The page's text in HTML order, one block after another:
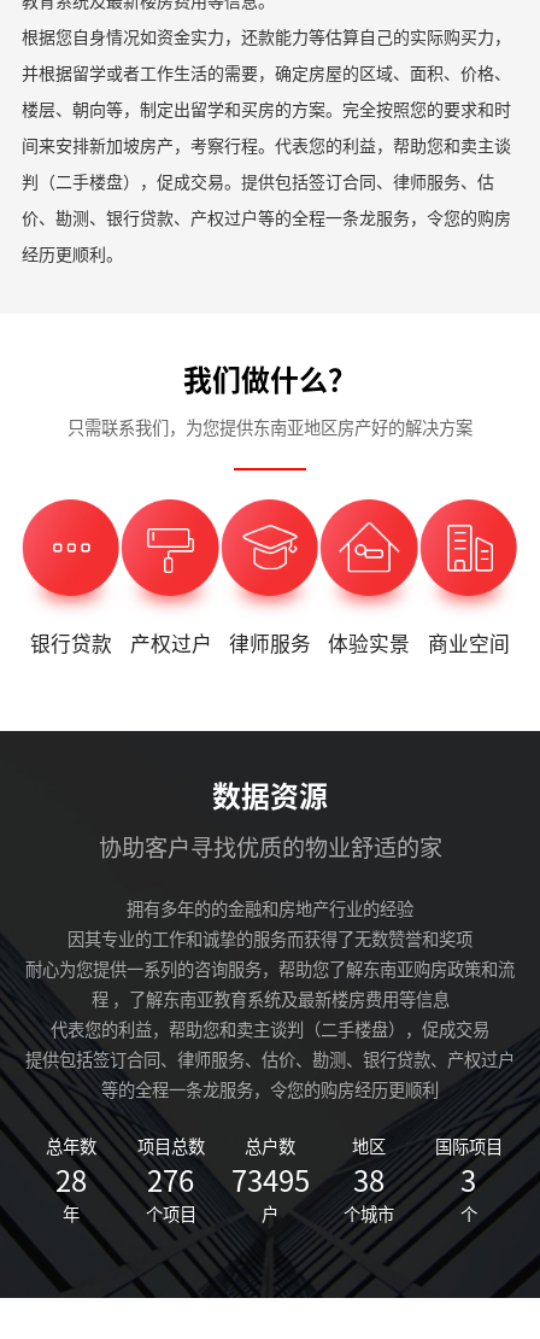
根据您自身情况如资金实力，还款能力等估算自己的实际购买力，
并根据留学或者工作生活的需要，确定房屋的区域、面积、价格、
楼层、朝向等，制定出留学和买房的方案。完全按照您的要求和时
间来安排新加坡房产，考察行程。代表您的利益，帮助您和卖主谈
判（二手楼盘），促成交易。提供包括签订合同、律师服务、估
价、勘测、银行贷款、产权过户等的全程一条龙服务，令您的购房
经历更顺利。
我们做什么？
只需联系我们，为您提供东南亚地区房产好的解决方案
银行贷款 产权过户 律师服务 体验实景 商业空间
数据资源
协助客户寻找优质的物业舒适的家
拥有多年的的金融和房地产行业的经验
因其专业的工作和诚挚的服务而获得了无数赞誉和奖项
耐心为您提供一系列的咨询服务，帮助您了解东南亚购房政策和流
程 ，了解东南亚教育系统及最新楼房费用等信息
代表您的利益，帮助您和卖主谈判（二手楼盘），促成交易
提供包括签订合同、律师服务、估价、勘测、银行贷款、产权过户
等的全程一条龙服务，令您的购房经历更顺利
总年数
28
年
项目总数
276
个项目
总户数
73495
户
地区
38
个城市
国际项目
3
个